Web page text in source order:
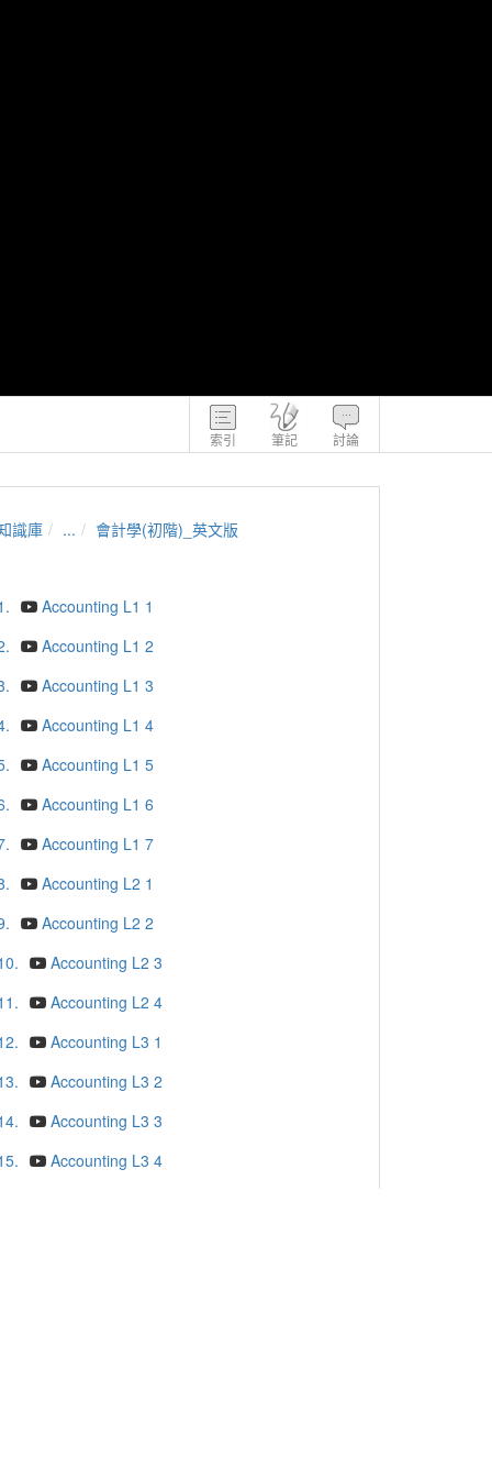
索引 筆記 討論
識庫 ... 會計學(初階)_英文版
Accounting L1 1
Accounting L1 2
Accounting L1 3
Accounting L1 4
Accounting L1 5
Accounting L1 6
Accounting L1 7
Accounting L2 1
Accounting L2 2
Accounting L2 3
Accounting L2 4
Accounting L3 1
Accounting L3 2
Accounting L3 3
Accounting L3 4